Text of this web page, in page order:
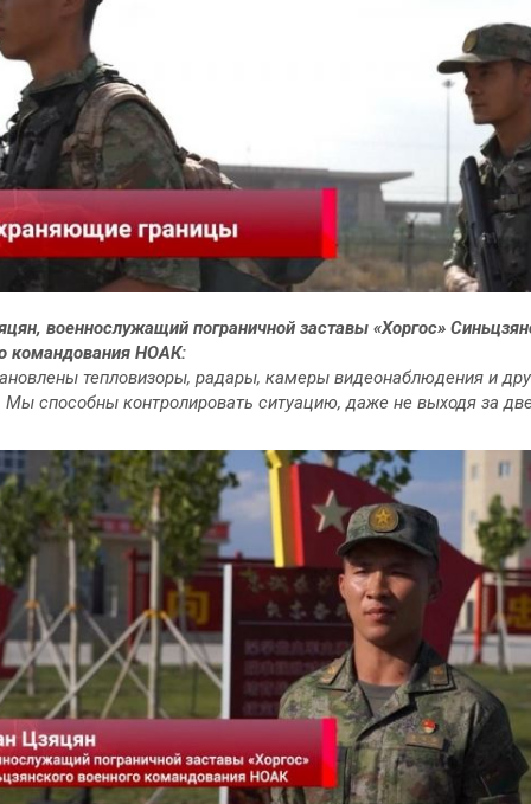
военнослужащий пограничной заставы «Хоргос»
командования НОАК:
тепловизоры, радары, камеры видеонаблюдения и
Мы способны контролировать ситуацию, даже не выходя за